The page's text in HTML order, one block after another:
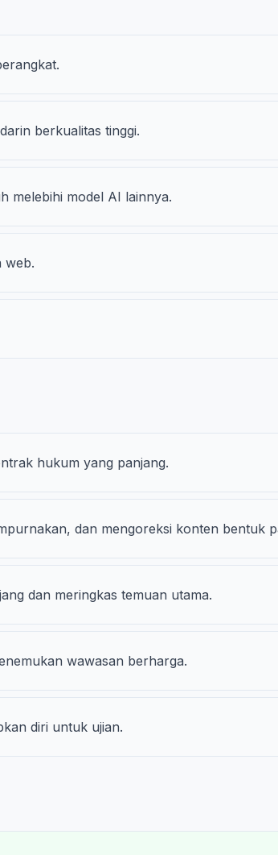
berkualitas tinggi.
melebihi model AI lainnya.
web.
hukum yang panjang.
dan mengoreksi konten bentuk
dan meringkas temuan utama.
wawasan berharga.
diri untuk ujian.